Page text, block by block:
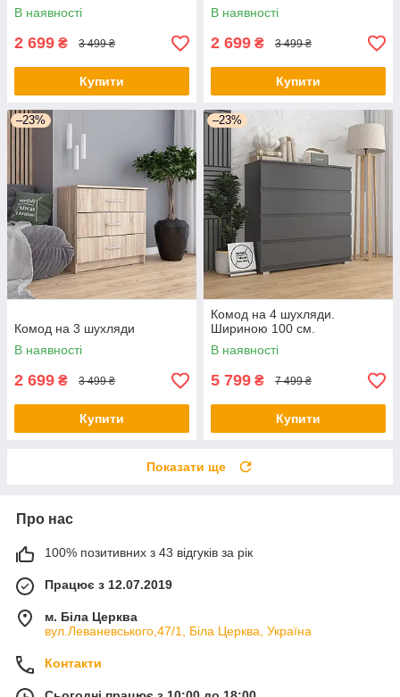
В наявності
2 699 ₴ 3 499 ₴
Купити
В наявності
2 699 ₴ 3 499 ₴
Купити
–23%
Комод на 3 шухляди
В наявності
2 699 ₴ 3 499 ₴
Купити
–23%
Комод на 4 шухляди.
Шириною 100 см.
В наявності
5 799 ₴ 7 499 ₴
Купити
Показати ще
Про нас
100% позитивних з 43 відгуків за рік
Працює з 12.07.2019
м. Біла Церква
вул.Леваневського,47/1, Біла Церква, Україна
Контакти